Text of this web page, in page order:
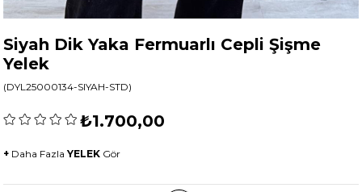
Siyah Dik Yaka Fermuarlı Cepli Şişme
Yelek
(DYL25000134-SIYAH-STD)
₺1.700,00
+ Daha FazlaYELEK Gör